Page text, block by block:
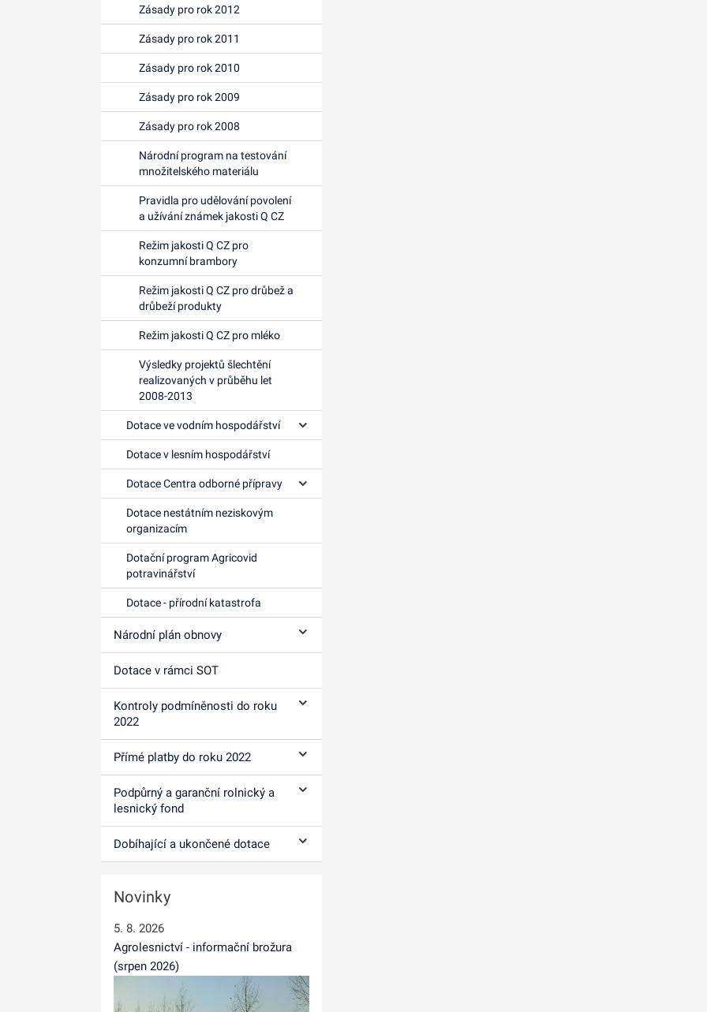
Zásady pro rok 2012
Zásady pro rok 2011
Zásady pro rok 2010
Zásady pro rok 2009
Zásady pro rok 2008
Národní program na testování
množitelského materiálu
Pravidla pro udělování povolení
a užívání známek jakosti Q CZ
Režim jakosti Q CZ pro
konzumní brambory
Režim jakosti Q CZ pro drůbež a
drůbeží produkty
Režim jakosti Q CZ pro mléko
Výsledky projektů šlechtění
realizovaných v průběhu let
2008-2013
Dotace ve vodním hospodářství
Dotace v lesním hospodářství
Dotace Centra odborné přípravy
Dotace nestátním neziskovým
organizacím
Dotační program Agricovid
potravinářství
Dotace - přírodní katastrofa
Národní plán obnovy
Dotace v rámci SOT
Kontroly podmíněnosti do roku
2022
Přímé platby do roku 2022
Podpůrný a garanční rolnický a
lesnický fond
Dobíhající a ukončené dotace
Novinky
5. 8. 2026
Agrolesnictví - informační brožura
(srpen 2026)